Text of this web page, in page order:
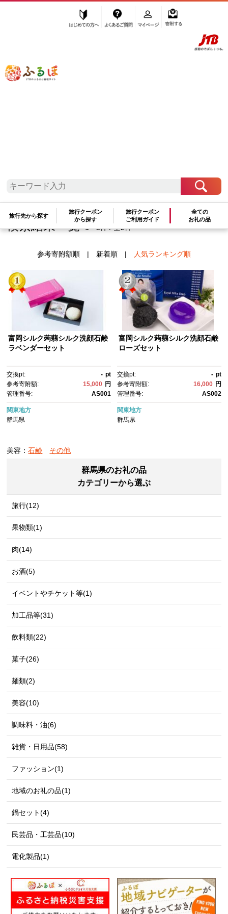
ふるぽ JTBのふるさと納税サイト
旅行先から探す
旅行クーポン
から探す
旅行クーポン
ご利用ガイド
全ての
お礼の品
石鹸
検索結果一覧 1～2件 / 全2件
参考寄附額順| 新着順| 人気ランキング順
富岡シルク蒟蒻シルク洗顔石鹸
ラベンダーセット
交換pt: - pt
参考寄附額:
15,000 円
管理番号:
AS001
関東地方
群馬県
富岡シルク蒟蒻シルク洗顔石鹸
ローズセット
交換pt: - pt
参考寄附額:
16,000 円
管理番号:
AS002
関東地方
群馬県
美容：石鹸 その他
群馬県のお礼の品
カテゴリーから選ぶ
旅行(12)
果物類(1)
肉(14)
お酒(5)
イベントやチケット等(1)
加工品等(31)
飲料類(22)
菓子(26)
麺類(2)
美容(10)
調味料・油(6)
雑貨・日用品(58)
ファッション(1)
地域のお礼の品(1)
鍋セット(4)
民芸品・工芸品(10)
電化製品(1)